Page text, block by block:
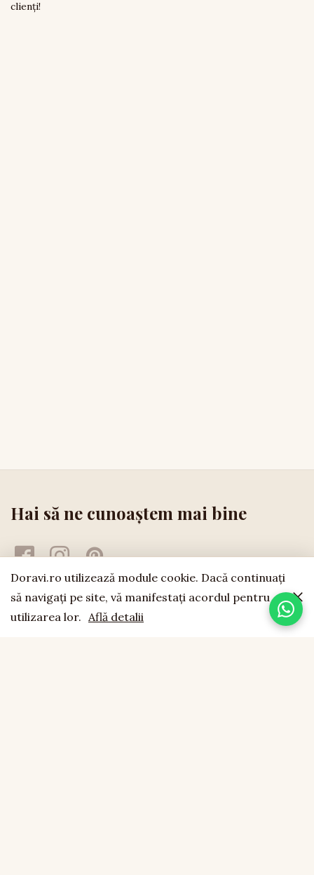
clienți!
Hai să ne cunoaștem mai bine
Doravi.ro utilizează module cookie. Dacă continuaţi
să navigaţi pe site, vă manifestaţi acordul pentru
utilizarea lor. Află detalii